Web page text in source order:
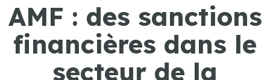
AMF : des sanctions
financières dans le
secteur de la